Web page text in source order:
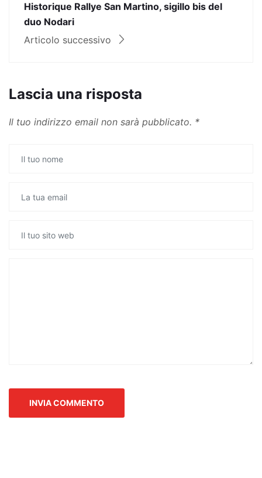
Historique Rallye San Martino, sigillo bis del
duo Nodari
Articolo successivo
Lascia una risposta
Il tuo indirizzo email non sarà pubblicato. *